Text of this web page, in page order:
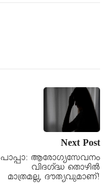
Next Post
പാപ്പാ: ആരോഗ്യസേവനം
വിദഗ്ദ്ധ തൊഴിൽ
മാത്രമല്ല, ദൗത്യവുമാണ്!